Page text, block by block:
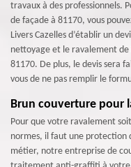
travaux à des professionnels.
de façade à 81170, vous
Livers Cazelles d’établir un
nettoyage et le ravalement
81170. De plus, le devis sera
vous de ne pas remplir le
Brun couverture pour
Pour que votre ravalement
normes, il faut une protection
métier, notre entreprise de